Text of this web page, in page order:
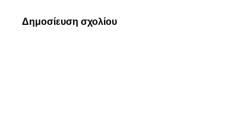
Δημοσίευση σχολίου